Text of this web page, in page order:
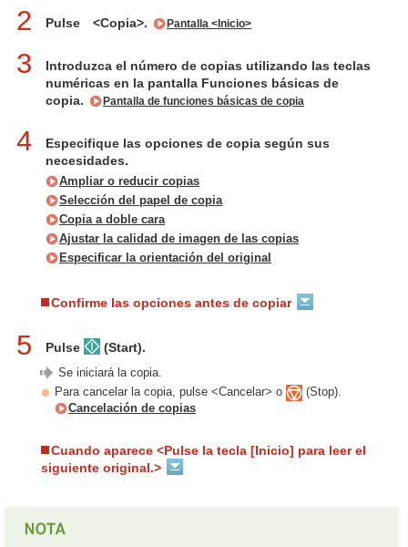
2 Pulse <Copia>. Pantalla <Inicio>
3
Introduzca el número de copias utilizando las teclas
numéricas en la pantalla Funciones básicas de
copia.
Pantalla de funciones básicas de copia
4
Especifique las opciones de copia según sus
necesidades.
Ampliar o reducir copias
Selección del papel de copia
Copia a doble cara
Ajustar la calidad de imagen de las copias
Especificar la orientación del original
Confirme las opciones antes de copiar
5 Pulse (Start).
Se iniciará la copia.
Para cancelar la copia, pulse <Cancelar> o
(Stop).
Cancelación de copias
Cuando aparece <Pulse la tecla [Inicio] para leer el
siguiente original.>